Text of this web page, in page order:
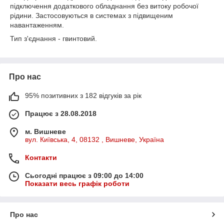
підключення додаткового обладнання без витоку робочої
рідини. Застосовуються в системах з підвищеним
навантаженням.
Тип з'єднання - гвинтовий.
Про нас
95% позитивних з 182 відгуків за рік
Працює з 28.08.2018
м. Вишневе
вул. Київська, 4, 08132 , Вишневе, Україна
Контакти
Сьогодні працює з 09:00 до 14:00
Показати весь графік роботи
Про нас